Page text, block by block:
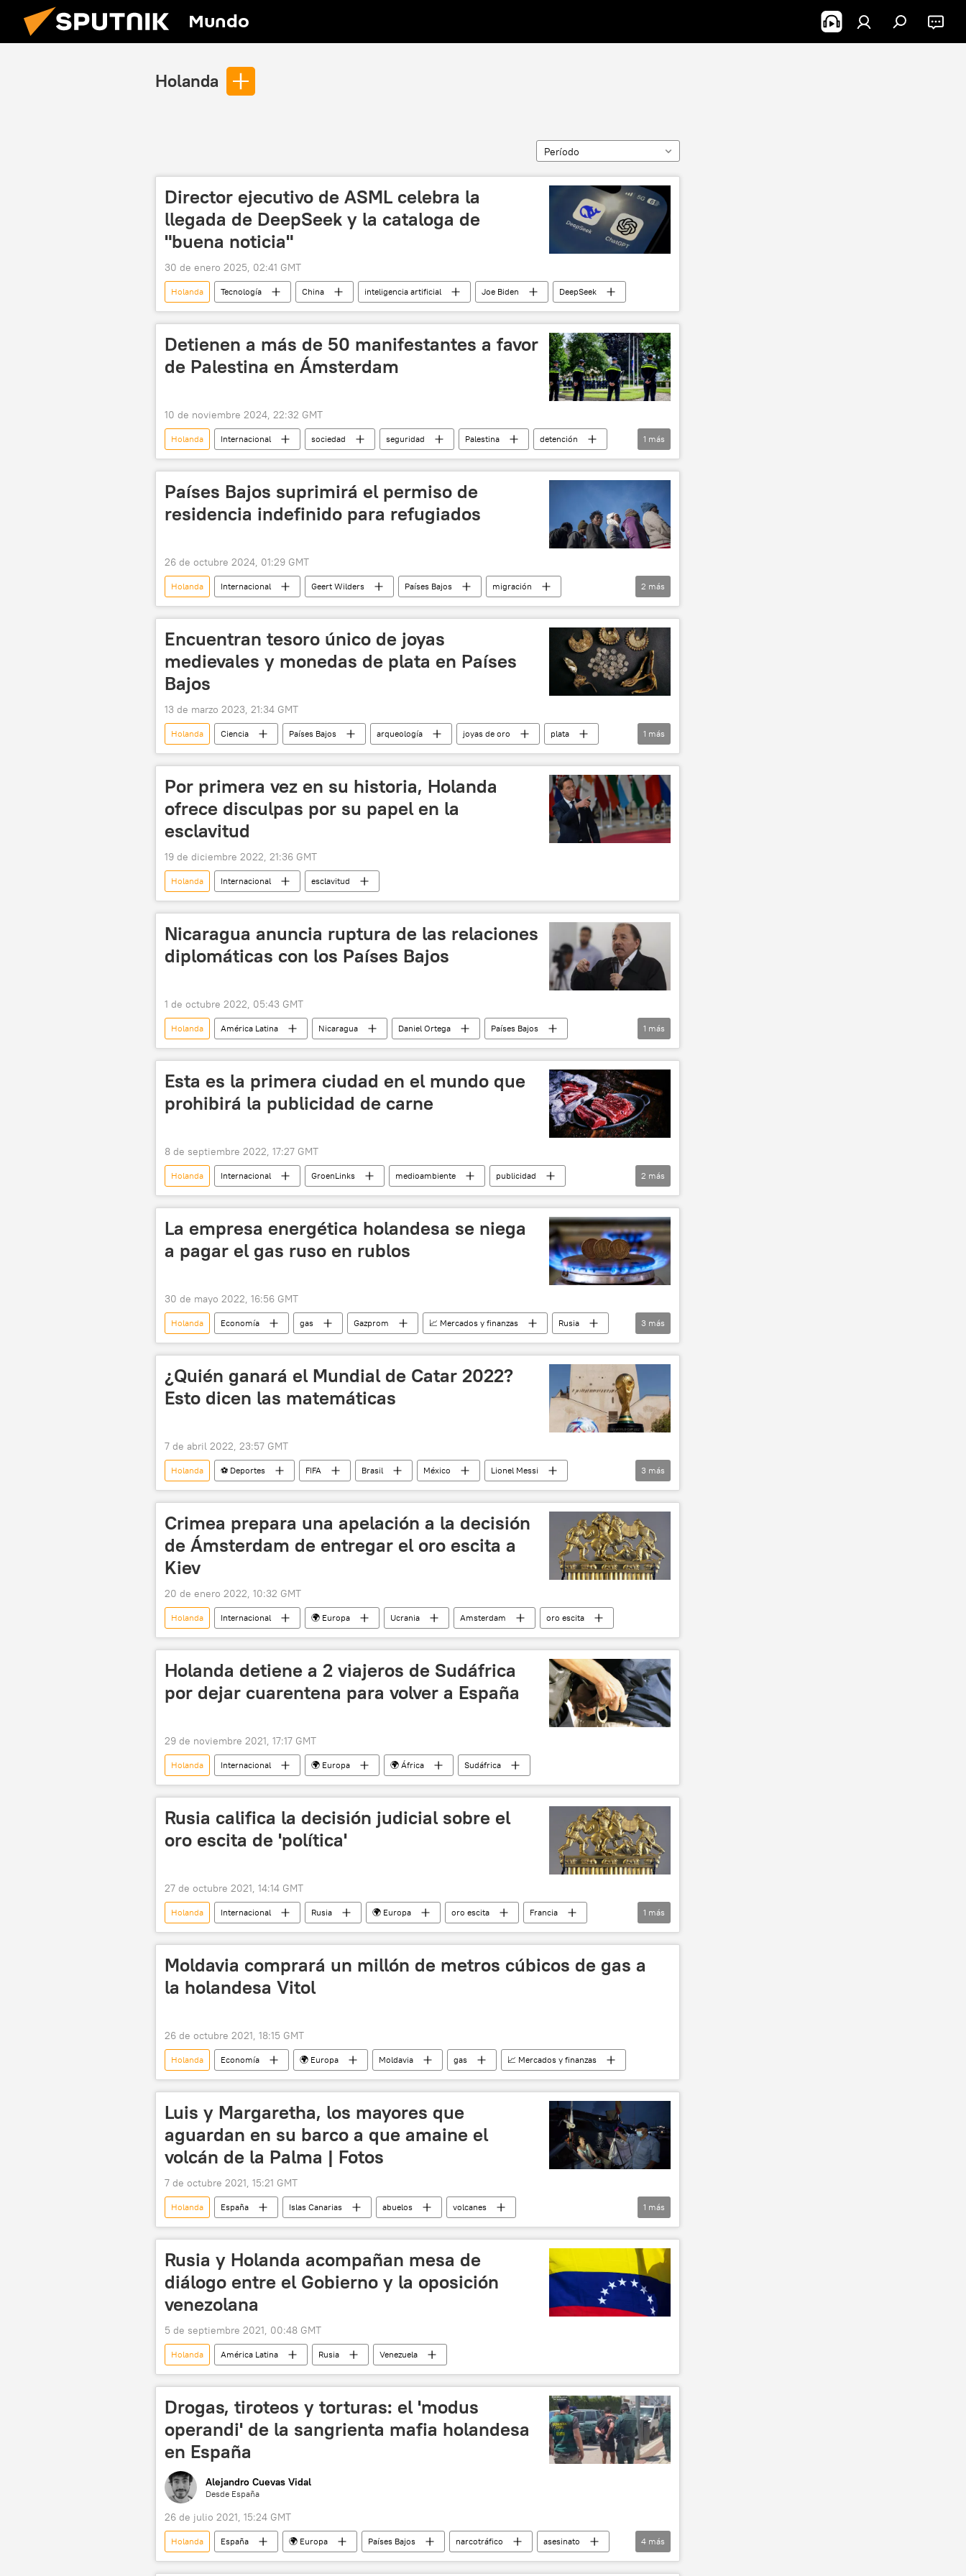
Mundo
Holanda
Período
Director ejecutivo de ASML celebra la
llegada de DeepSeek y la cataloga de
"buena noticia"
30 de enero 2025, 02:41 GMT
Holanda Tecnología China inteligencia artificial Joe Biden DeepSeek
Detienen a más de 50 manifestantes a favor
de Palestina en Ámsterdam
10 de noviembre 2024, 22:32 GMT
Holanda Internacional sociedad seguridad Palestina
detención
protestas
1 más
Países Bajos suprimirá el permiso de
residencia indefinido para refugiados
26 de octubre 2024, 01:29 GMT
Holanda Internacional Geert Wilders Países Bajos
migración
refugiados
🌍 Europa
2 más
Encuentran tesoro único de joyas
medievales y monedas de plata en Países
Bajos
13 de marzo 2023, 21:34 GMT
Holanda Ciencia Países Bajos arqueología joyas de oro
plata
medieval
1 más
Por primera vez en su historia, Holanda
ofrece disculpas por su papel en la
esclavitud
19 de diciembre 2022, 21:36 GMT
Holanda Internacional esclavitud
Nicaragua anuncia ruptura de las relaciones
diplomáticas con los Países Bajos
1 de octubre 2022, 05:43 GMT
Holanda América Latina Nicaragua Daniel Ortega
Países Bajos
🌍 Europa
1 más
Esta es la primera ciudad en el mundo que
prohibirá la publicidad de carne
8 de septiembre 2022, 17:27 GMT
Holanda Internacional GroenLinks medioambiente
publicidad
💢 Insólito
carne
2 más
La empresa energética holandesa se niega
a pagar el gas ruso en rublos
30 de mayo 2022, 16:56 GMT
Holanda Economía gas Gazprom 📈 Mercados y finanzas
Rusia
🌍 Europa
🏛️ Compañías rublo
3 más
¿Quién ganará el Mundial de Catar 2022?
Esto dicen las matemáticas
7 de abril 2022, 23:57 GMT
Holanda ⚽ Deportes FIFA Brasil México
Lionel Messi
Diego Maradona
fútbol Mundial de Fútbol 2022 en Catar
3 más
Crimea prepara una apelación a la decisión
de Ámsterdam de entregar el oro escita a
Kiev
20 de enero 2022, 10:32 GMT
Holanda Internacional 🌍 Europa Ucrania Amsterdam oro escita
Holanda detiene a 2 viajeros de Sudáfrica
por dejar cuarentena para volver a España
29 de noviembre 2021, 17:17 GMT
Holanda Internacional 🌍 Europa 🌍 África Sudáfrica
Rusia califica la decisión judicial sobre el
oro escita de 'política'
27 de octubre 2021, 14:14 GMT
Holanda Internacional Rusia 🌍 Europa oro escita
Francia
redes sociales
1 más
Moldavia comprará un millón de metros cúbicos de gas a
la holandesa Vitol
26 de octubre 2021, 18:15 GMT
Holanda Economía 🌍 Europa Moldavia gas 📈 Mercados y finanzas
Luis y Margaretha, los mayores que
aguardan en su barco a que amaine el
volcán de la Palma | Fotos
7 de octubre 2021, 15:21 GMT
Holanda España Islas Canarias abuelos
volcanes
Erupción del volcán en La Palma
1 más
Rusia y Holanda acompañan mesa de
diálogo entre el Gobierno y la oposición
venezolana
5 de septiembre 2021, 00:48 GMT
Holanda América Latina Rusia Venezuela
Drogas, tiroteos y torturas: el 'modus
operandi' de la sangrienta mafia holandesa
en España
Alejandro Cuevas Vidal
Desde España
26 de julio 2021, 15:24 GMT
Holanda España 🌍 Europa Países Bajos narcotráfico
asesinato
mafia
homicidio crimen organizado torturas
4 más